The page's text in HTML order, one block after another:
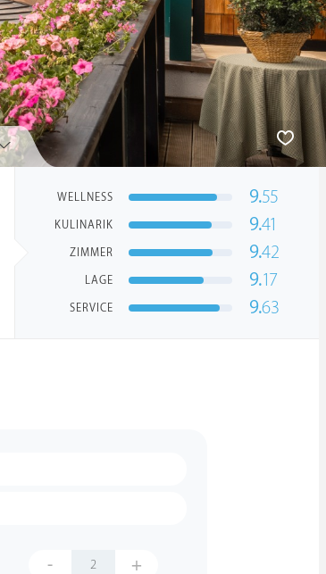
WELLNESS 9.55
KULINARIK 9.41
ZIMMER 9.42
LAGE 9.17
SERVICE 9.63
- +